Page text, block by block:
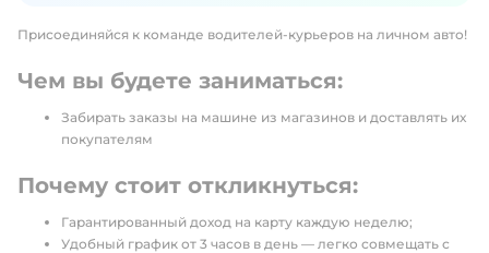
Присоединяйся к команде водителей-курьеров на личном авто!
Чем вы будете заниматься:
Забирать заказы на машине из магазинов и доставлять их
покупателям
Почему стоит откликнуться:
Гарантированный доход на карту каждую неделю;
Удобный график от 3 часов в день — легко совмещать с